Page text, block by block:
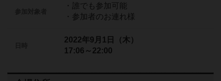
・誰でも参加可能
・参加者のお連れ様
2022年9月1日（木）
17:06～22:00